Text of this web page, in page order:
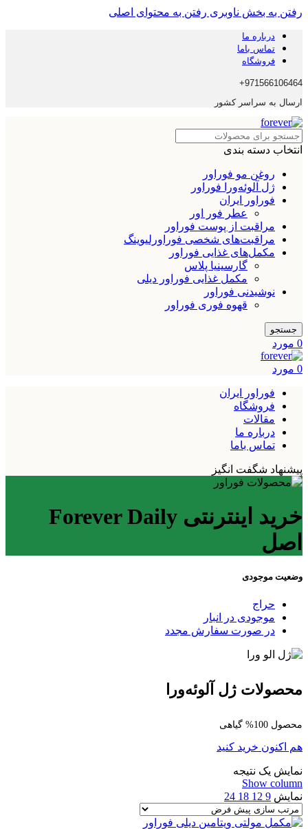
رفتن به بخش ناوبری رفتن به محتوای اصلی
درباره ما
تماس باما
فروشگاه
971566106464+
ارسال به سراسر کشور
انتخاب دسته بندی
روغن مو فوراور
ژل آلوئه‌ورا فوراور
فوراور ایران
عطر فور اور
مراقبت از پوست فوراور
مراقبت‌های شخصی فوراورلیوینگ
مکمل‌های غذایی فوراور
گارسینیا پلاس
مکمل غذایی فوراور دیلی
نوشیدنی فوراور
قهوه فوری فوراور
جستجو
0 مورد
0 مورد
فوراور ایران
فروشگاه
مقالات
درباره ما
تماس باما
پیشنهاد شگفت انگیز
خرید اینترنتی Forever Daily
اصل
وضعیت موجودی
حراج
موجودی در انبار
در صورت سفارش مجدد
محصولات ژل آلوئه‌ورا
محصول 100% گیاهی
هم اکنون خرید کنید
نمایش یک نتیجه
Show column
نمایش 9
12
18
24